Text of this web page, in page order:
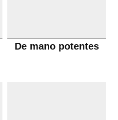
De mano potentes